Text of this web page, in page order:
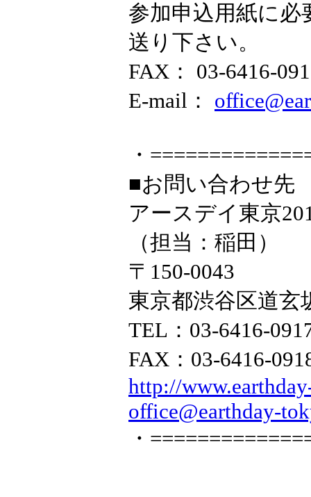
参加申込用紙に
送り下さい。
FAX： 03-6416-
E-mail：
・
■お問い合わせ先
アースデイ東京
（担当：稲田）
〒150-0043
東京都渋谷区道玄
TEL：03-6416-
FAX：03-6416-
http://
office@earthday-
・